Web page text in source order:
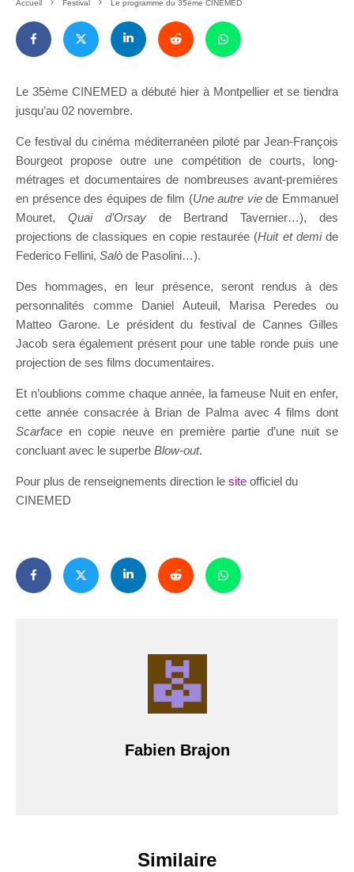
Accueil Festival Le programme du 35ème CINEMED
Le 35ème CINEMED a débuté hier à Montpellier et se tiendra
jusqu’au 02 novembre.
Ce festival du cinéma méditerranéen piloté par Jean-François
Bourgeot propose outre une compétition de courts, long-
métrages et documentaires de nombreuses avant-premières
en présence des équipes de film (Une autre viede Emmanuel
Mouret, Quai d’Orsayde Bertrand Tavernier…), des
projections de classiques en copie restaurée (Huit et demide
Federico Fellini, Salò de Pasolini…).
Des hommages, en leur présence, seront rendus à des
personnalités comme Daniel Auteuil, Marisa Peredes ou
Matteo Garone. Le président du festival de Cannes Gilles
Jacob sera également présent pour une table ronde puis une
projection de ses films documentaires.
Et n’oublions comme chaque année, la fameuse Nuit en enfer,
cette année consacrée à Brian de Palma avec 4 films dont
Scarface en copie neuve en première partie d’une nuit se
concluant avec le superbe Blow-out.
Pour plus de renseignements direction le site officiel du
CINEMED
Fabien Brajon
Similaire